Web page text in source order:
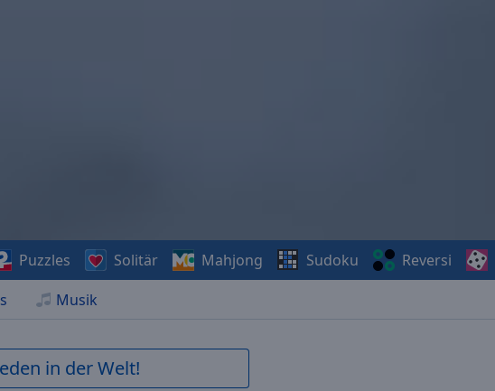
Musik
Puzzles Solitär Mahjong Sudoku Reversi
in der Welt!